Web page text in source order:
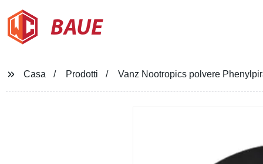
BAUE
Casa Prodotti Vanz Nootropics polvere